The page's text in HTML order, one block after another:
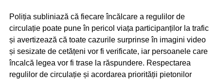
Poliția subliniază că fiecare încălcare a regulilor de
circulație poate pune în pericol viața participanților la trafic
și avertizează că toate cazurile surprinse în imagini video
și sesizate de cetățeni vor fi verificate, iar persoanele care
încalcă legea vor fi trase la răspundere. Respectarea
regulilor de circulație și acordarea priorității pietonilor